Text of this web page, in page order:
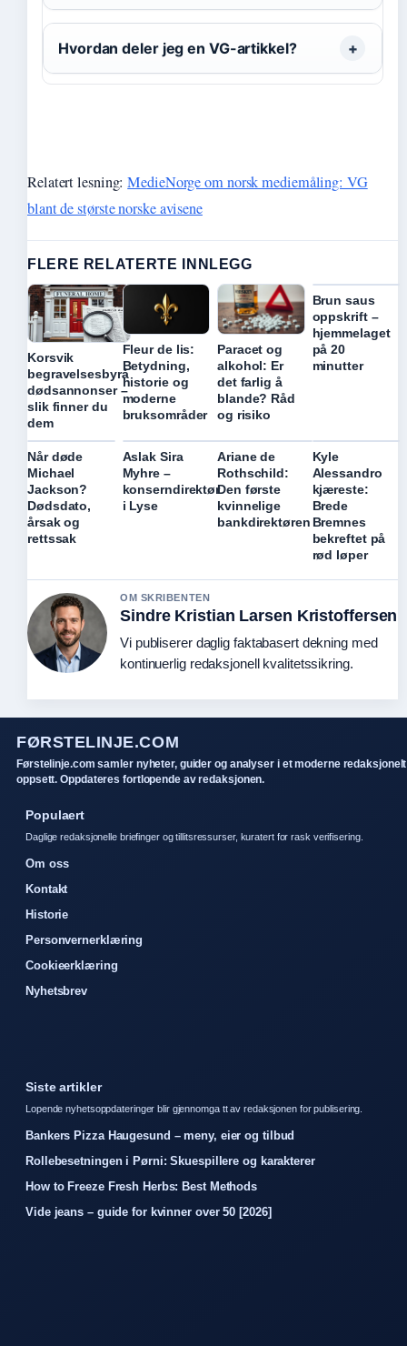
Hvordan deler jeg en VG-artikkel?
Relatert lesning:MedieNorge om norsk mediemåling: VG
blant de største norske avisene
FLERE RELATERTE INNLEGG
Korsvik
begravelsesbyrå
dødsannonser –
slik finner du
dem
Fleur de lis:
Betydning,
historie og
moderne
bruksområder
Paracet og
alkohol: Er
det farlig å
blande? Råd
og risiko
Brun saus
oppskrift –
hjemmelaget
på 20
minutter
Når døde
Michael
Jackson?
Dødsdato,
årsak og
rettssak
Aslak Sira
Myhre –
konserndirektør
i Lyse
Ariane de
Rothschild:
Den første
kvinnelige
bankdirektøren
Kyle
Alessandro
kjæreste:
Brede
Bremnes
bekreftet på
rød løper
OM SKRIBENTEN
Sindre Kristian Larsen Kristoffersen
Vi publiserer daglig faktabasert dekning med
kontinuerlig redaksjonell kvalitetssikring.
FØRSTELINJE.COM
Førstelinje.com samler nyheter, guider og analyser i et moderne redaksjonelt
oppsett. Oppdateres fortlopende av redaksjonen.
Populaert
Daglige redaksjonelle briefinger og tillitsressurser, kuratert for rask verifisering.
Om oss
Kontakt
Historie
Personvernerklæring
Cookieerklæring
Nyhetsbrev
Siste artikler
Lopende nyhetsoppdateringer blir gjennomga tt av redaksjonen for publisering.
Bankers Pizza Haugesund – meny, eier og tilbud
Rollebesetningen i Pørni: Skuespillere og karakterer
How to Freeze Fresh Herbs: Best Methods
Vide jeans – guide for kvinner over 50 [2026]